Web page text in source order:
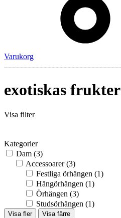
Varukorg
exotiskas frukter
Visa filter
Kategorier
Dam (3)
Accessoarer (3)
Festliga örhängen (1)
Hängörhängen (1)
Örhängen (3)
Studsörhängen (1)
Visa fler Visa färre